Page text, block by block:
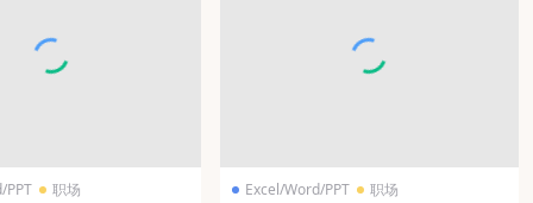
PPT 职场 Excel/Word/PPT 职场